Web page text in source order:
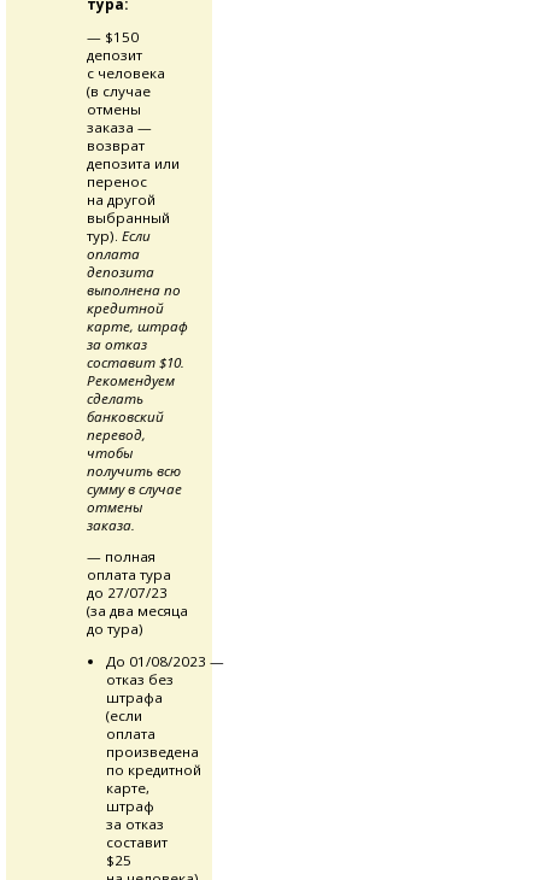
тура:
— $150
депозит
с человека
(в случае
отмены
заказа —
возврат
депозита или
перенос
на другой
выбранный
тур). Если
оплата
депозита
выполнена по
кредитной
карте, штраф
за отказ
составит $10.
Рекомендуем
сделать
банковский
перевод,
чтобы
получить всю
сумму в случае
отмены
заказа.
— полная
оплата тура
до 27/07/23
(за два месяца
до тура)
До 01/08/2023 —
отказ без
штрафа
(если
оплата
произведена
по кредитной
карте,
штраф
за отказ
составит
$25